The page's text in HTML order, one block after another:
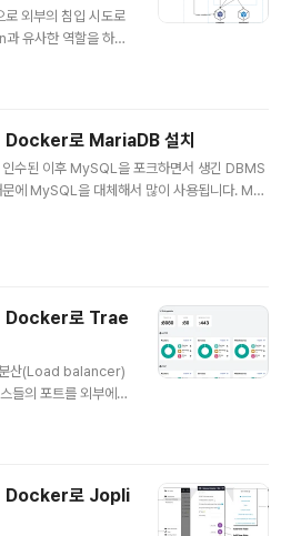
외부의 침입 시도로
유사한 역할을 하지
에 대한 로그를 기반
용자로부터 수집한
들이 공유하는 정보
많은 정보를 활용할
Traefik이나 Cloudfl
. 1. CrowdSec ..
Docker로 MariaDB 설치
수된 이후 MySQL을 포크하면서 생긴 DBMS
에 MySQL을 대체해서 많이 사용됩니다. Mar
인 11.0.2를 기준으로 설치를 진행하겠습니
다음과 같이 내용을 입력하면 됩니다. ver
너 설정 mariadb: ..
Docker로 Trae
산(Load balancer)
들의 포트를 외부에
URL을 통해서만 들
지원 등 강력한
능을 갖춘 Traefik을
Traefik 기본 설정 먼
Docker로 Jopli